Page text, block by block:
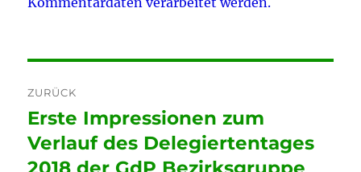
ZURÜCK
Vorheriger
Beitrag:
Erste Impressionen zum
Verlauf des Delegiertentages